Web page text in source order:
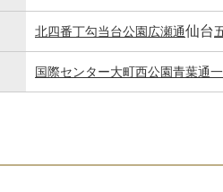
北四番丁勾当台公園広瀬通仙台
国際センター大町西公園青葉通